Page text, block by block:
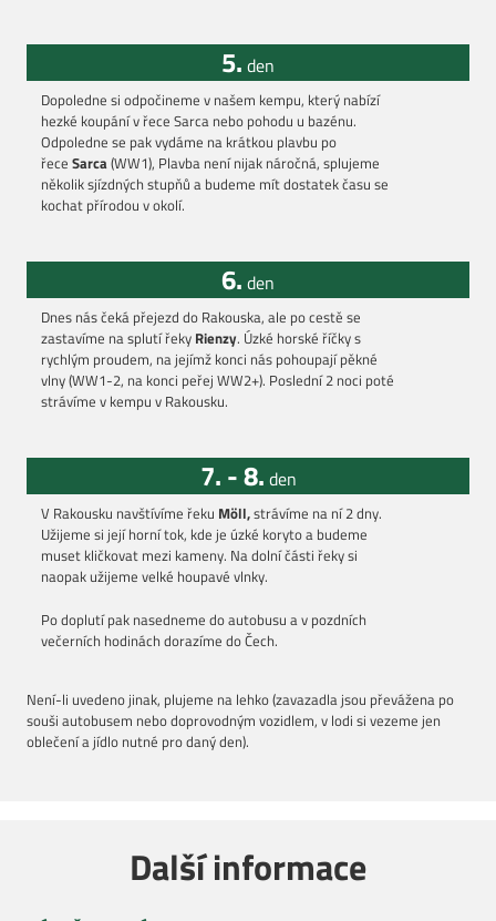
5. den
Dopoledne si odpočineme v našem kempu, který nabízí
hezké koupání v řece Sarca nebo pohodu u bazénu.
Odpoledne se pak vydáme na krátkou plavbu po
řece Sarca(WW1), Plavba není nijak náročná, splujeme
několik sjízdných stupňů a budeme mít dostatek času se
kochat přírodou v okolí.
6. den
Dnes nás čeká přejezd do Rakouska, ale po cestě se
zastavíme na splutí řeky Rienzy. Úzké horské říčky s
rychlým proudem, na jejímž konci nás pohoupají pěkné
vlny (WW1-2, na konci peřej WW2+). Poslední 2 noci poté
strávíme v kempu v Rakousku.
7. - 8. den
V Rakousku navštívíme řeku Möll,strávíme na ní 2 dny.
Užijeme si její horní tok, kde je úzké koryto a budeme
muset kličkovat mezi kameny. Na dolní části řeky si
naopak užijeme velké houpavé vlnky.
Po doplutí pak nasedneme do autobusu a v pozdních
večerních hodinách dorazíme do Čech.
Není-li uvedeno jinak, plujeme na lehko (zavazadla jsou převážena po
souši autobusem nebo doprovodným vozidlem, v lodi si vezeme jen
oblečení a jídlo nutné pro daný den).
Další informace